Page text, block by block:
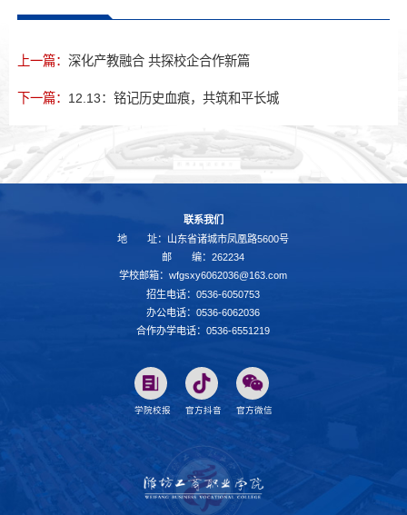
上一篇： 深化产教融合 共探校企合作新篇
下一篇： 12.13：铭记历史血痕，共筑和平长城
联系我们
地 址：山东省诸城市凤凰路5600号
邮 编：262234
学校邮箱：wfgsxy6062036@163.com
招生电话：0536-6050753
办公电话：0536-6062036
合作办学电话：0536-6551219
学院校报 官方抖音 官方微信